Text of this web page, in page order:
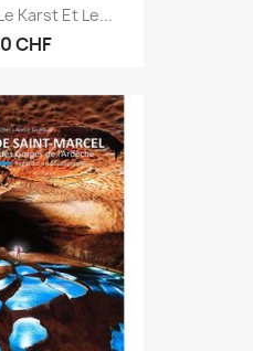
Karst Et Le...
CHF